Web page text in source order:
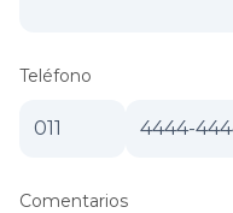
Teléfono
Comentarios